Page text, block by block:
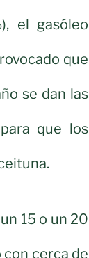
el gasóleo
que
se dan las
que los
15 o un 20
cerca de